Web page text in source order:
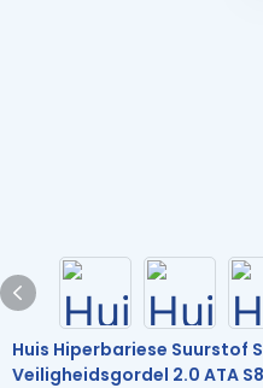
Huis Hiperbariese Suurstof
Veiligheidsgordel 2.0 ATA